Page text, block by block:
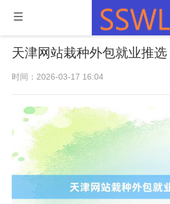
天津网站栽种外包就业推选
时间：2026-03-17 16:04